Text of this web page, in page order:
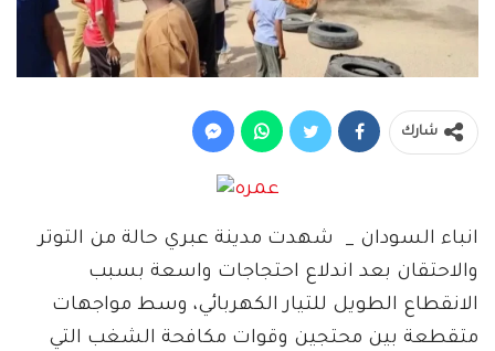
شارك
انباء السودان _ شهدت مدينة عبري حالة من التوتر
والاحتقان بعد اندلاع احتجاجات واسعة بسبب
الانقطاع الطويل للتيار الكهربائي، وسط مواجهات
متقطعة بين محتجين وقوات مكافحة الشغب التي